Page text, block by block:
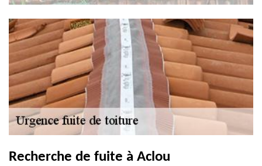
Recherche de fuite à Aclou